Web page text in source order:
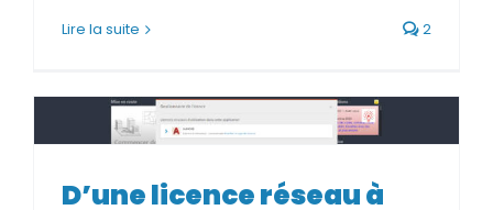
Lire la suite 2
licence à utilisateur nommé ?
D’une licence réseau à